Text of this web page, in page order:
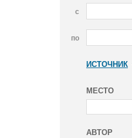
с
по
ИСТОЧНИК
МЕСТО
АВТОР